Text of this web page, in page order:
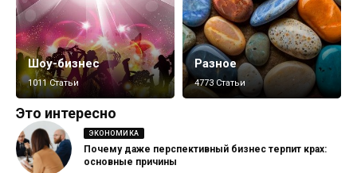
Шоу-бизнес
1011 Статьи
Разное
4773 Статьи
Это интересно
ЭКОНОМИКА
Почему даже перспективный бизнес терпит крах:
основные причины